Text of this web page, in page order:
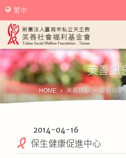
美善社會福利基
關於美
美善服
幫助美
繁中
美善訊
HOME 美善訊息 最新消息
2014-04-16
保生健康促進中心